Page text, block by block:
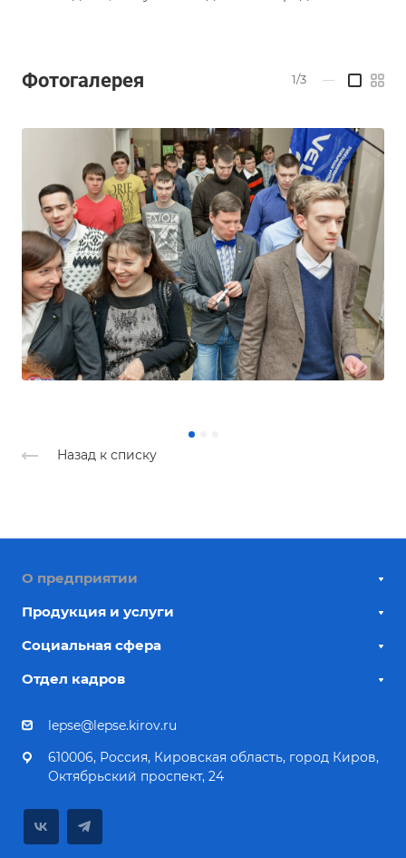
Фотогалерея 1/3 —
Назад к списку
О предприятии
Продукция и услуги
Социальная сфера
Отдел кадров
lepse@lepse.kirov.ru
610006, Россия, Кировская область, город Киров,
Октябрьский проспект, 24